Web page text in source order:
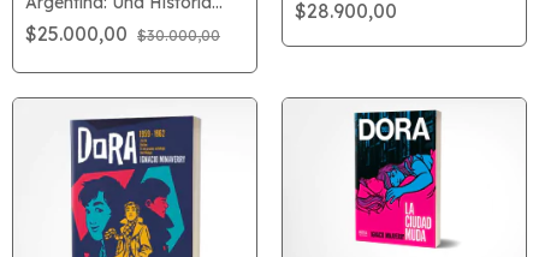
Colectiva
$25.000,00 $30.000,00
$28.900,00